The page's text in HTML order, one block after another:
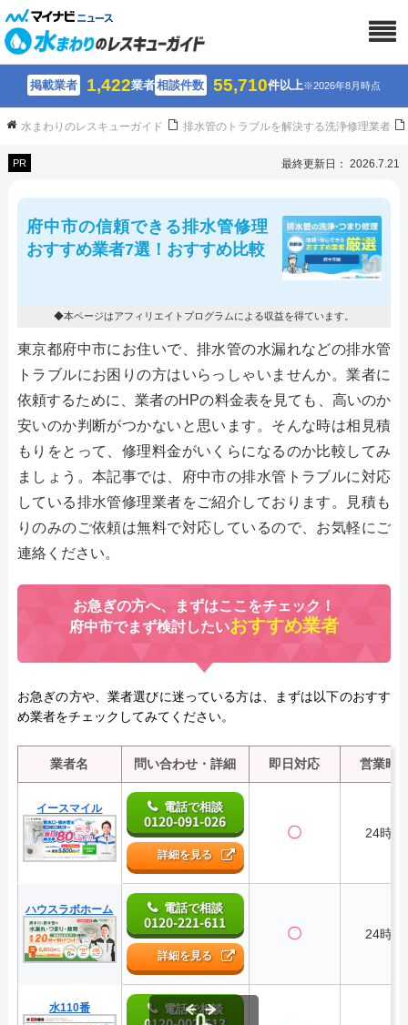
掲載業者 1,422業者相談件数 55,710件以上※2026年8月時点
水まわりのレスキューガイド 排水管のトラブルを解決する洗浄修理業者
PR 最終更新日： 2026.7.21
府中市の信頼できる排水管修理
おすすめ業者7選！おすすめ比較
◆本ページはアフィリエイトプログラムによる収益を得ています。
東京都府中市にお住いで、排水管の水漏れなどの排水管
トラブルにお困りの方はいらっしゃいませんか。業者に
依頼するために、業者のHPの料金表を見ても、高いのか
安いのか判断がつかないと思います。そんな時は相見積
もりをとって、修理料金がいくらになるのか比較してみ
ましょう。本記事では、府中市の排水管トラブルに対応
している排水管修理業者をご紹介しております。見積も
りのみのご依頼は無料で対応しているので、お気軽にご
連絡ください。
お急ぎの方へ、まずはここをチェック！
府中市でまず検討したいおすすめ業者
お急ぎの方や、業者選びに迷っている方は、まずは以下のおすす
め業者をチェックしてみてください。
業者名 問い合わせ・詳細 即日対応 営業時
イースマイル 電話で相談
0120-091-026
詳細を見る
〇 24時間
ハウスラボホーム 電話で相談
0120-221-611
詳細を見る
〇 24時間
水110番 電話で相談